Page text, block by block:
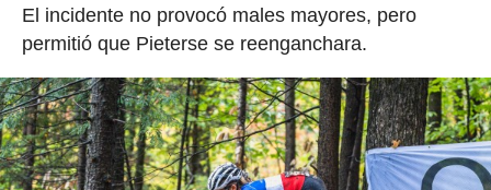
El incidente no provocó males mayores, pero
permitió que Pieterse se reenganchara.